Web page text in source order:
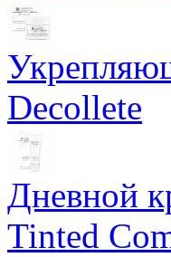
Decollete
Дневной
Tinted